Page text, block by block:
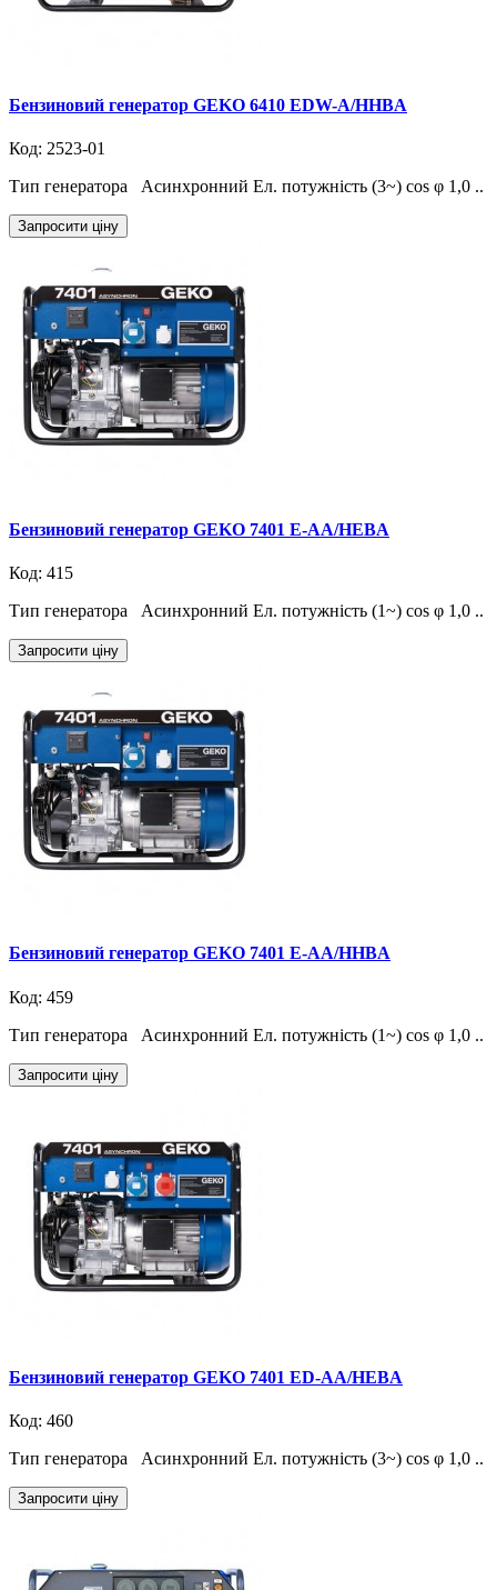
Бензиновий генератор GEKO 6410 EDW-A/HHBA
Код: 2523-01
Тип генератора Асинхронний Ел. потужність (3~) cos φ 1,0 ..
Запросити ціну
Бензиновий генератор GEKO 7401 E-AA/HEBA
Код: 415
Тип генератора Асинхронний Ел. потужність (1~) cos φ 1,0 ..
Запросити ціну
Бензиновий генератор GEKO 7401 E-AA/HHBA
Код: 459
Тип генератора Асинхронний Ел. потужність (1~) cos φ 1,0 ..
Запросити ціну
Бензиновий генератор GEKO 7401 ED-AA/HEBA
Код: 460
Тип генератора Асинхронний Ел. потужність (3~) cos φ 1,0 ..
Запросити ціну